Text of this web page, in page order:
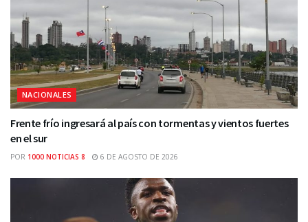
NACIONALES
Frente frío ingresará al país con tormentas y vientos fuertes
en el sur
POR 1000 NOTICIAS 8 6 DE AGOSTO DE 2026